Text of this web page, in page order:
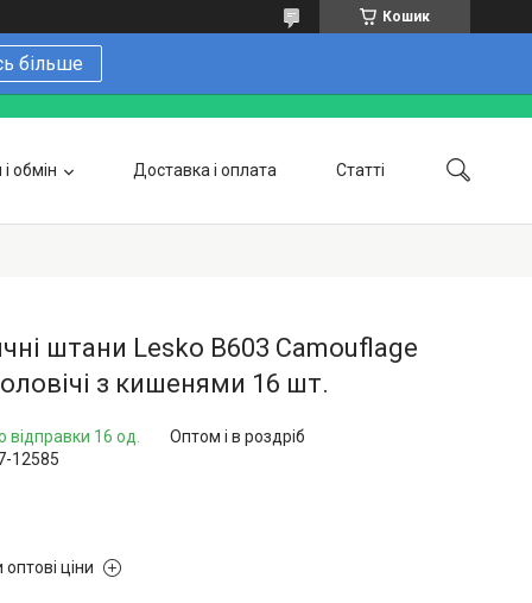
Кошик
більше
обмін Доставка і оплата Статті
Напишіть нам в Telegram Фотогалерея
штани Lesko B603 Camouflage
з кишенями 16 шт.
відправки 16 од.
Оптом і в роздріб
12585
ціни